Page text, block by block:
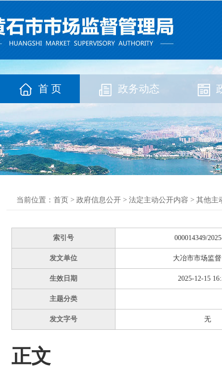
首 页 政务动态
当前位置： 首页 > 政府信息公开 > 法定主动公开内容 > 其他主
索引号 000014349/
发文单位 大冶市市场监
生效日期 2025-12-15
主题分类
发文字号 无
正文